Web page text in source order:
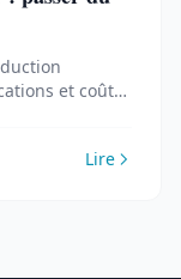
et coûts
Lire